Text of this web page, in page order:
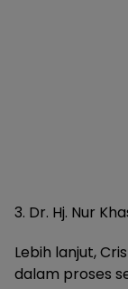
3. Dr. Hj. Nur
Lebih lanjut,
dalam proses